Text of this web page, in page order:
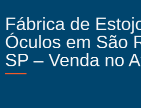
Fábrica de
Óculos em São
SP – Venda no